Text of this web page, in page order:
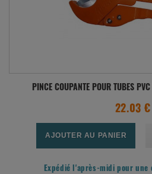
PINCE COUPANTE POUR TUBES
22.03 €
AJOUTER AU PANIER
Expédié l'après-midi pour une